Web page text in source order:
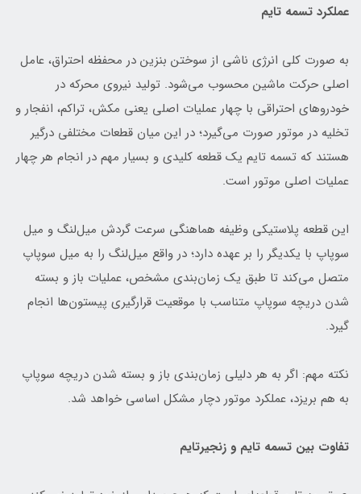
عملکرد تسمه تایم
به صورت کلی انرژی ناشی از سوختن بنزین در محفظه احتراق، عامل
اصلی حرکت ماشین محسوب می‌شود. تولید نیروی محرکه در
خودروهای احتراقی با چهار عملیات اصلی یعنی مکش، تراکم، انفجار و
تخلیه در موتور صورت می‌گیرد؛ در این میان قطعات مختلفی درگیر
هستند که تسمه تایم یک قطعه کلیدی و بسیار مهم در انجام هر چهار
عملیات اصلی موتور است.
این قطعه پلاستیکی وظیفه هماهنگی سرعت گردش میل‌لنگ و میل
سوپاپ با یکدیگر را بر عهده دارد؛ در واقع میل‌لنگ را به میل سوپاپ
متصل می‌کند تا طبق یک زمان‌بندی مشخص، عملیات باز و بسته
شدن دریچه سوپاپ متناسب با موقعیت قرارگیری پیستون‌ها انجام
گیرد.
نکته مهم: اگر به هر دلیلی زمان‌بندی باز و بسته شدن دریچه سوپاپ
به هم بریزد، عملکرد موتور دچار مشکل اساسی خواهد شد.
تفاوت بین تسمه تایم و زنجیر‌تایم